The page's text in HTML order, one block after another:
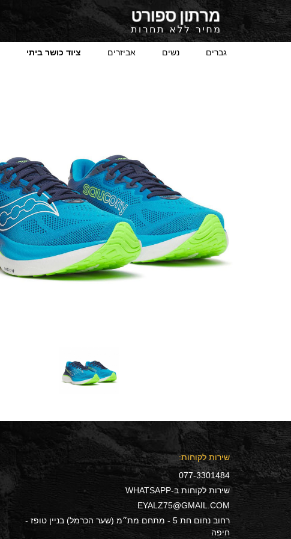
גברים נשים אביזרים ציוד כושר ביתי
שירות לקוחות:
077-3301484
שירות לקוחות ב-WHATSAPP
EYALZ75@GMAIL.COM
רחוב נחום חת 5 - מתחם מת״מ (שער הכרמל) בניין טופז -
חיפה